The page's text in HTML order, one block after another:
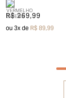
R$ 269,99
ou3x deR$ 89,99